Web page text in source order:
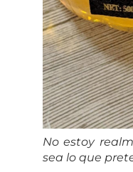
No estoy
sea lo que